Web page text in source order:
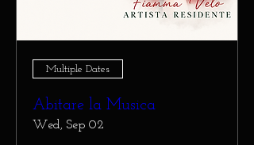
Multiple Dates
Abitare la Musica
Wed, Sep 02